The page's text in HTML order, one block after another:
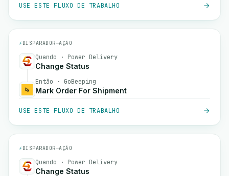
USE ESTE FLUXO DE TRABALHO
⚡ DISPARADOR→AÇÃO
Quando · Power Delivery
Change Status
Então · GoBeeping
Mark Order For Shipment
USE ESTE FLUXO DE TRABALHO
⚡ DISPARADOR→AÇÃO
Quando · Power Delivery
Change Status